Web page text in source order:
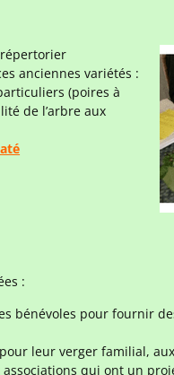
anciennes variétés :
(poires à
de l’arbre aux
:
bénévoles pour fournir
leur verger familial,
qui ont un